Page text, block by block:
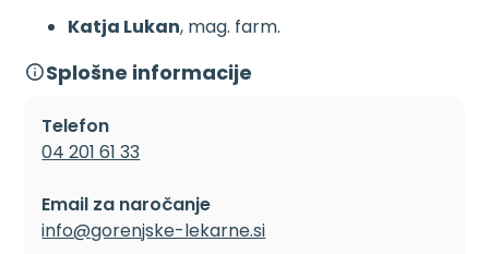
Katja Lukan, mag. farm.
Splošne informacije
Telefon
04 201 61 33
Email za naročanje
info@gorenjske-lekarne.si